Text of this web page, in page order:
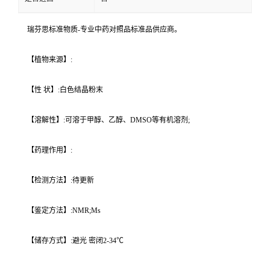
瑞芬思标准物质-专业中药对照品标准品供应商。
【植物来源】:
【性 状】:白色结晶粉末
【溶解性】:可溶于甲醇、乙醇、DMSO等有机溶剂;
【药理作用】:
【检测方法】:待更新
【鉴定方法】:NMR;Ms
【储存方式】:避光 密闭2-34℃